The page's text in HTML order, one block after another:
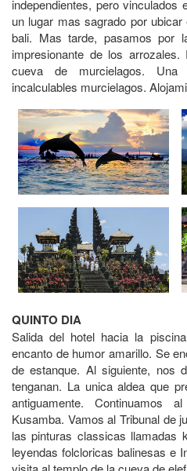
independientes, pero
un lugar mas sagrado por
bali. Mas tarde, pasamos por
impresionante de los
cueva de murcielagos.
incalculables murcielagos.
QUINTO DIA
Salida del hotel hacia la
encanto de humor amarillo. Se
de estanque. Al siguiente, nos
tenganan. La unica aldea que
antiguamente. Continuamos
Kusamba. Vamos al Tribunal de
las pinturas classicas llamadas
leyendas folcloricas balinesas e